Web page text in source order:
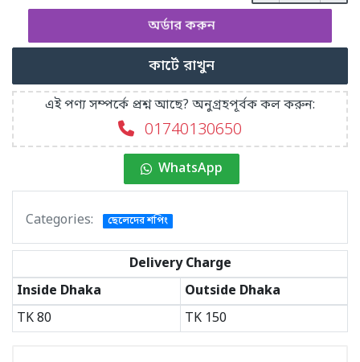
অর্ডার করুন
কার্টে রাখুন
এই পণ্য সম্পর্কে প্রশ্ন আছে? অনুগ্রহপূর্বক কল করুন:
01740130650
WhatsApp
Categories: ছেলেদের শপিং
Delivery Charge
Inside Dhaka
Outside Dhaka
TK80 TK 150